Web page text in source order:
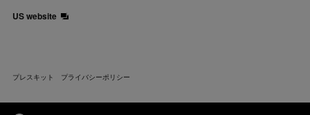
US website
プレスキット プライバシーポリシー